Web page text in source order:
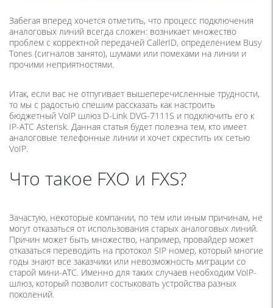
Забегая вперед хочется отметить, что процесс подключения
аналоговых линий всегда сложен: возникает множество
проблем с корректной передачей CallerID, определением Busy
Tones (сигналов занято), шумами или помехами на линии и
прочими неприятностями.
Итак, если вас не отпугивает вышеперечисленные трудности,
то мы с радостью спешим рассказать как настроить
бюджетный VoIP шлюз D-Link DVG-7111S и подключить его к
IP-АТС Asterisk. Данная статья будет полезна тем, кто имеет
аналоговые телефонные линии и хочет скрестить их сетью
VoIP.
Что такое FXO и FXS?
Зачастую, некоторые компании, по тем или иным причинам, не
могут отказаться от использования старых аналоговых линий.
Причин может быть множество, например, провайдер может
отказаться переводить на протокол SIP номер, который многие
годы знают все заказчики или невозможность миграции со
старой мини-АТС. Именно для таких случаев необходим VoIP-
шлюз, который позволит состыковать устройства разных
поколений.